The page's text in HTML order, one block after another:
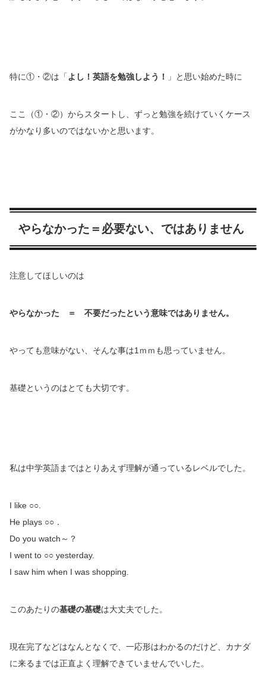
特に①・②は「 よし！英語を勉強しよう！ 」と思い始めた時に
ここ（①・②）からスタートし、ずっと勉強を続けていくケース
がかなり多いのではないかと思います。
やらなかった＝必要ない、ではありません
注意してほしいのは
やらなかった ＝ 不要だったという意味ではありません。
やっても意味がない、そんな事は1ｍｍも思っていません。
基礎というのはとても大切です。
私は中学英語まではとりあえず理解が通っているレベルでした。
I like ○○.
He plays ○○．
Do you watch～？
I went to ○○ yesterday.
I saw him when I was shopping.
このあたりの基礎の基礎は大丈夫でした。
現在完了などはなんとなくで、一応形はわかるのだけど、カナダ
に来るまでは正直よく理解できていませんでいした。